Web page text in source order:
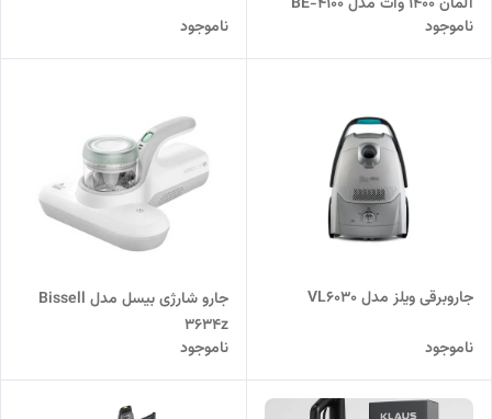
ناموجود
ناموجود
جاروبرقی ویلز مدل VL6030
ناموجود
جارو شارژی بیسل مدل Bissell
3634z
ناموجود